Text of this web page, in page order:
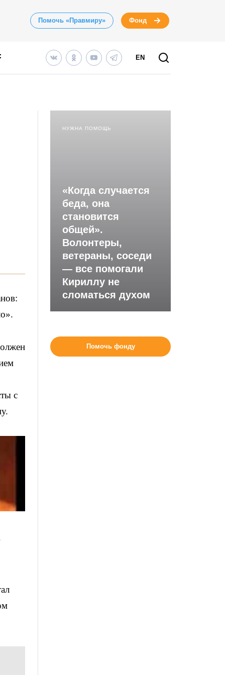
Помочь «Правмиру» Фонд
EN
с
НУЖНА ПОМОЩЬ
«Когда случается
беда, она
становится
общей».
Волонтеры,
ветераны, соседи
— все помогали
Кириллу не
сломаться духом
Помочь фонду